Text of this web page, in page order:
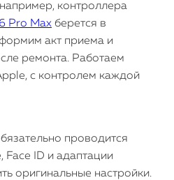
контроллера
Pro Max берется в
акт приема и
ремонта. Работаем
с контролем каждой
проводится
Face ID и адаптации
оригинальные настройки.